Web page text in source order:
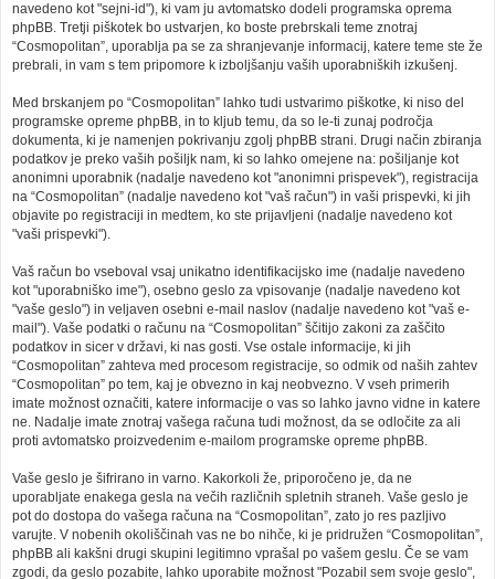
navedeno kot "sejni-id"), ki vam ju avtomatsko dodeli programska oprema
phpBB. Tretji piškotek bo ustvarjen, ko boste prebrskali teme znotraj
“Cosmopolitan”, uporablja pa se za shranjevanje informacij, katere teme ste že
prebrali, in vam s tem pripomore k izboljšanju vaših uporabniških izkušenj.
Med brskanjem po “Cosmopolitan” lahko tudi ustvarimo piškotke, ki niso del
programske opreme phpBB, in to kljub temu, da so le-ti zunaj področja
dokumenta, ki je namenjen pokrivanju zgolj phpBB strani. Drugi način zbiranja
podatkov je preko vaših pošiljk nam, ki so lahko omejene na: pošiljanje kot
anonimni uporabnik (nadalje navedeno kot "anonimni prispevek"), registracija
na “Cosmopolitan” (nadalje navedeno kot "vaš račun") in vaši prispevki, ki jih
objavite po registraciji in medtem, ko ste prijavljeni (nadalje navedeno kot
"vaši prispevki").
Vaš račun bo vseboval vsaj unikatno identifikacijsko ime (nadalje navedeno
kot "uporabniško ime"), osebno geslo za vpisovanje (nadalje navedeno kot
"vaše geslo") in veljaven osebni e-mail naslov (nadalje navedeno kot "vaš e-
mail"). Vaše podatki o računu na “Cosmopolitan” ščitijo zakoni za zaščito
podatkov in sicer v državi, ki nas gosti. Vse ostale informacije, ki jih
“Cosmopolitan” zahteva med procesom registracije, so odmik od naših zahtev
“Cosmopolitan” po tem, kaj je obvezno in kaj neobvezno. V vseh primerih
imate možnost označiti, katere informacije o vas so lahko javno vidne in katere
ne. Nadalje imate znotraj vašega računa tudi možnost, da se odločite za ali
proti avtomatsko proizvedenim e-mailom programske opreme phpBB.
Vaše geslo je šifrirano in varno. Kakorkoli že, priporočeno je, da ne
uporabljate enakega gesla na večih različnih spletnih straneh. Vaše geslo je
pot do dostopa do vašega računa na “Cosmopolitan”, zato jo res pazljivo
varujte. V nobenih okoliščinah vas ne bo nihče, ki je pridružen “Cosmopolitan”,
phpBB ali kakšni drugi skupini legitimno vprašal po vašem geslu. Če se vam
zgodi, da geslo pozabite, lahko uporabite možnost "Pozabil sem svoje geslo",